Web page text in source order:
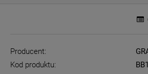
Producent:
Kod produktu: